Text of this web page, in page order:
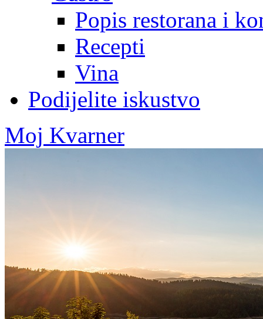
Popis restorana i
Recepti
Vina
Podijelite iskustvo
Moj Kvarner